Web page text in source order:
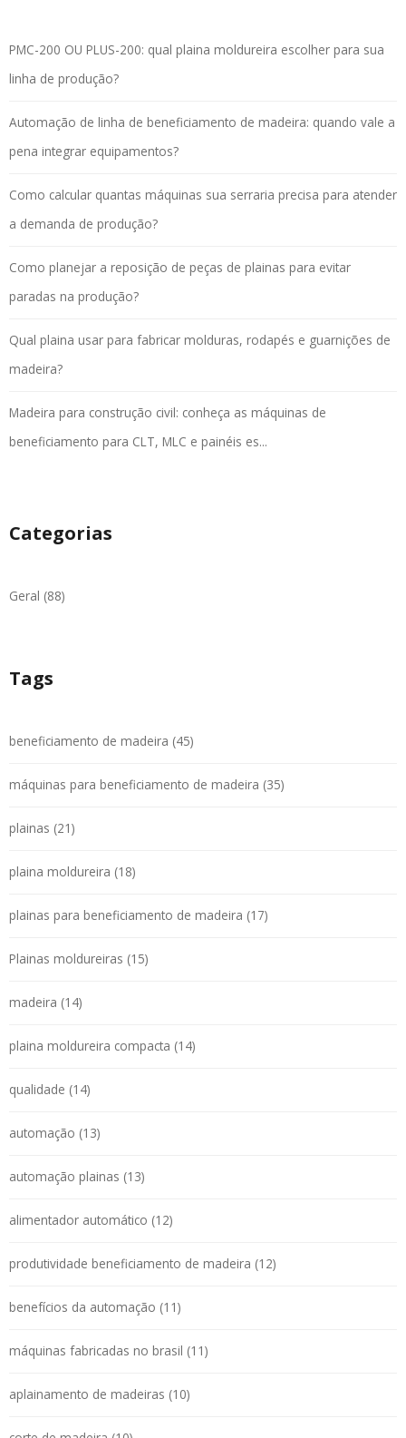
PMC-200 OU PLUS-200: qual plaina moldureira escolher para sua
linha de produção?
Automação de linha de beneficiamento de madeira: quando vale a
pena integrar equipamentos?
Como calcular quantas máquinas sua serraria precisa para atender
a demanda de produção?
Como planejar a reposição de peças de plainas para evitar
paradas na produção?
Qual plaina usar para fabricar molduras, rodapés e guarnições de
madeira?
Madeira para construção civil: conheça as máquinas de
beneficiamento para CLT, MLC e painéis es...
Categorias
Geral (88)
Tags
beneficiamento de madeira (45)
máquinas para beneficiamento de madeira (35)
plainas (21)
plaina moldureira (18)
plainas para beneficiamento de madeira (17)
Plainas moldureiras (15)
madeira (14)
plaina moldureira compacta (14)
qualidade (14)
automação (13)
automação plainas (13)
alimentador automático (12)
produtividade beneficiamento de madeira (12)
benefícios da automação (11)
máquinas fabricadas no brasil (11)
aplainamento de madeiras (10)